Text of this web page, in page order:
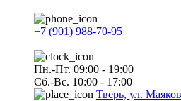
+7 (901) 988-70-95
Пн.-Пт. 09:00 - 19:00
Сб.-Вс. 10:00 - 17:00
Тверь, ул.